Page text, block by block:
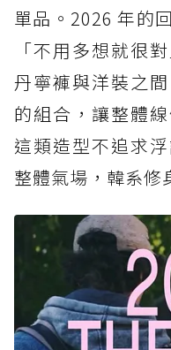
單品。2026 年的
「不用多想就很
丹寧褲與洋裝之
的組合，讓整體
這類造型不追求
整體氣場，韓系修